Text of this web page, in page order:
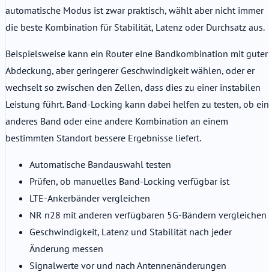
automatische Modus ist zwar praktisch, wählt aber nicht immer
die beste Kombination für Stabilität, Latenz oder Durchsatz aus.
Beispielsweise kann ein Router eine Bandkombination mit guter
Abdeckung, aber geringerer Geschwindigkeit wählen, oder er
wechselt so zwischen den Zellen, dass dies zu einer instabilen
Leistung führt. Band-Locking kann dabei helfen zu testen, ob ein
anderes Band oder eine andere Kombination an einem
bestimmten Standort bessere Ergebnisse liefert.
Automatische Bandauswahl testen
Prüfen, ob manuelles Band-Locking verfügbar ist
LTE-Ankerbänder vergleichen
NR n28 mit anderen verfügbaren 5G-Bändern vergleichen
Geschwindigkeit, Latenz und Stabilität nach jeder
Änderung messen
Signalwerte vor und nach Antennenänderungen